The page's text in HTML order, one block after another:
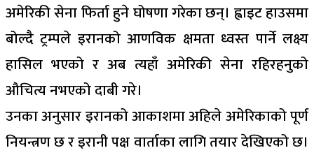
अमेरिकी सेना फिर्ता हुने घोषणा गरेका छन्। ह्वाइट हाउसमा
बोल्दै ट्रम्पले इरानको आणविक क्षमता ध्वस्त पार्ने लक्ष्य
हासिल भएको र अब त्यहाँ अमेरिकी सेना रहिरहनुको
औचित्य नभएको दाबी गरे।
उनका अनुसार इरानको आकाशमा अहिले अमेरिकाको पूर्ण
नियन्त्रण छ र इरानी पक्ष वार्ताका लागि तयार देखिएको छ।